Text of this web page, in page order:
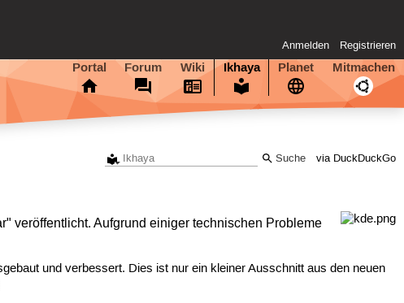
Anmelden Registrieren
Portal Forum Wiki Ikhaya Planet Mitmachen
via DuckDuckGo
veröffentlicht. Aufgrund einiger technischen Probleme
und verbessert. Dies ist nur ein kleiner Ausschnitt aus den neuen